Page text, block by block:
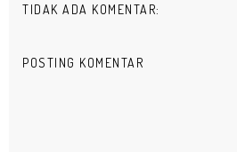
TIDAK ADA KOMENTAR:
POSTING KOMENTAR